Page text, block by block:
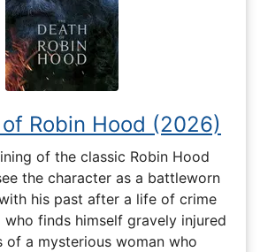
Robin Hood (2026)
of the classic Robin Hood
the character as a battleworn
his past after a life of crime
who finds himself gravely injured
of a mysterious woman who